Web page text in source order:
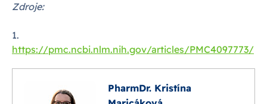
Zdroje:
1.
https://pmc.ncbi.nlm.nih.gov/articles/PMC4097773/
PharmDr. Kristína